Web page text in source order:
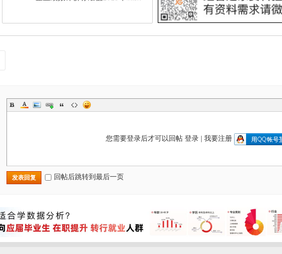
您需要登录后才可以回帖 登录| 我要注册
发表回复 回帖后跳转到最后一页